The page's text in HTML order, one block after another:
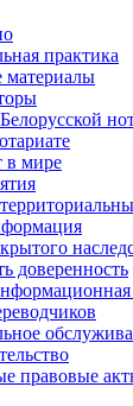
практика
материалы
в мире
доверенность
правовые